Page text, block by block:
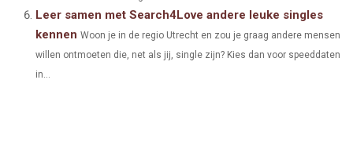
Leer samen met Search4Love andere leuke singles
kennen Woon je in de regio Utrecht en zou je graag andere mensen
willen ontmoeten die, net als jij, single zijn? Kies dan voor speeddaten
in...